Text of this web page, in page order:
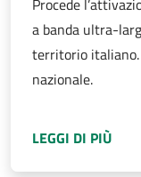
Procede
a banda ultra-
territorio
nazionale.
LEGGI DI PIÙ